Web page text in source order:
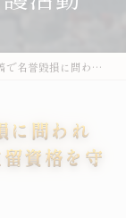
籍の方とご家族へ｜在留資格を守る弁護活動
に問われ
資格を守